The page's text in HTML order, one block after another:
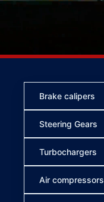
Brake calipers
Steering Gears
Turbochargers
Air compressors